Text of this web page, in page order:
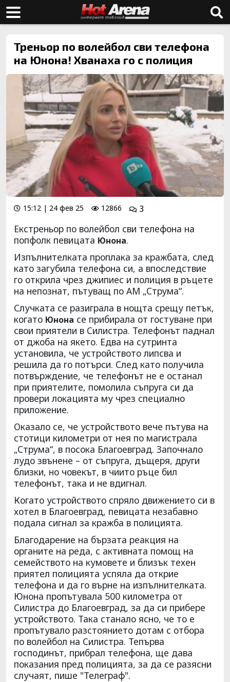
Треньор по волейбол сви телефона
на Юнона! Хванаха го с полиция
15:12 | 24 фев 25 12866 3
Екстреньор по волейбол сви телефона на
попфолк певицата Юнона.
Изпълнителката проплака за кражбата, след
като загубила телефона си, а впоследствие
го открила чрез джипиес и полиция в ръцете
на непознат, пътуващ по АМ „Струма“.
Случката се разиграла в нощта срещу петък,
когато Юнона се прибирала от гостуване при
свои приятели в Силистра. Телефонът паднал
от джоба на якето. Едва на сутринта
установила, че устройството липсва и
решила да го потърси. След като получила
потвърждение, че телефонът не е останал
при приятелите, помолила съпруга си да
провери локацията му чрез специално
приложение.
Оказало се, че устройството вече пътува на
стотици километри от нея по магистрала
„Струма“, в посока Благоевград. Започнало
лудо звънене – от съпруга, дъщеря, други
близки, но човекът, в чиито ръце бил
телефонът, така и не вдигнал.
Когато устройството спряло движението си в
хотел в Благоевград, певицата незабавно
подала сигнал за кражба в полицията.
Благодарение на бързата реакция на
органите на реда, с активната помощ на
семейството на кумовете и близък техен
приятел полицията успяла да открие
телефона и да го върне на изпълнителката.
Юнона пропътувала 500 километра от
Силистра до Благоевград, за да си прибере
устройството. Така станало ясно, че то е
пропътувало разстоянието дотам с отбора
по волейбол на Силистра. Тепърва
господинът, прибрал телефона, ще дава
показания пред полицията, за да се разясни
случаят, пише "Телеграф".